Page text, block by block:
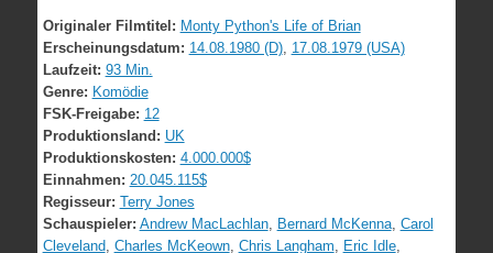
Originaler Filmtitel: Monty Python's Life of Brian
Erscheinungsdatum: 14.08.1980 (D), 17.08.1979 (USA)
Laufzeit: 93 Min.
Genre: Komödie
FSK-Freigabe: 12
Produktionsland: UK
Produktionskosten: 4.000.000$
Einnahmen: 20.045.115$
Regisseur: Terry Jones
Schauspieler: Andrew MacLachlan, Bernard McKenna, Carol
Cleveland, Charles McKeown, Chris Langham Eric Idle,